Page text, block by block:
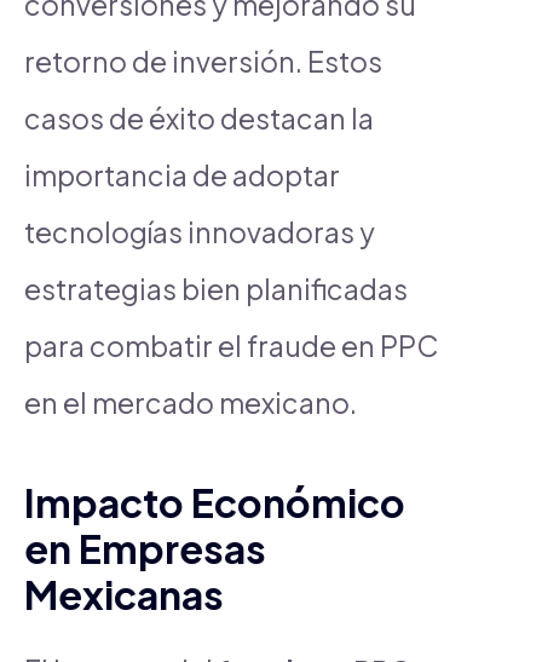
retorno de inversión. Estos
casos de éxito destacan la
importancia de adoptar
tecnologías innovadoras y
estrategias bien planificadas
para combatir el fraude en PPC
en el mercado mexicano.
Impacto Económico
en Empresas
Mexicanas